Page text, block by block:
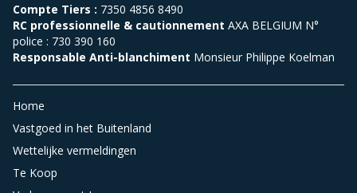
Compte Tiers : 7350 4856 8490
RC professionnelle & cautionnement AXA BELGIUM N°
police : 730 390 160
Responsable Anti-blanchiment Monsieur Philippe Koelman
Home
Vastgoed in het Buitenland
Wettelijke vermeldingen
Te Koop